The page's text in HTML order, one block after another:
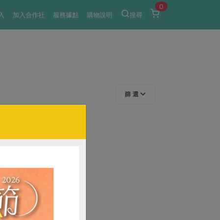
加入合作社 服務據點 購物說明 搜尋
0
篩 選